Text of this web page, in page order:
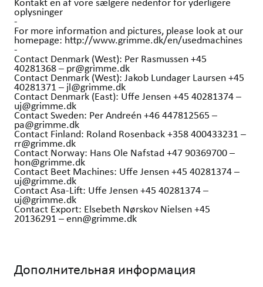
oplysninger
-
For more information and pictures, please look at our
homepage: http://www.grimme.dk/en/usedmachines
-
Contact Denmark (West): Per Rasmussen +45
40281368 – pr@grimme.dk
Contact Denmark (West): Jakob Lundager Laursen +45
40281371 – jl@grimme.dk
Contact Denmark (East): Uffe Jensen +45 40281374 –
uj@grimme.dk
Contact Sweden: Per Andreén +46 447812565 –
pa@grimme.dk
Contact Finland: Roland Rosenback +358 400433231 –
rr@grimme.dk
Contact Norway: Hans Ole Nafstad +47 90369700 –
hon@grimme.dk
Contact Beet Machines: Uffe Jensen +45 40281374 –
uj@grimme.dk
Contact Asa-Lift: Uffe Jensen +45 40281374 –
uj@grimme.dk
Contact Export: Elsebeth Nørskov Nielsen +45
20136291 – enn@grimme.dk
Дополнительная информация